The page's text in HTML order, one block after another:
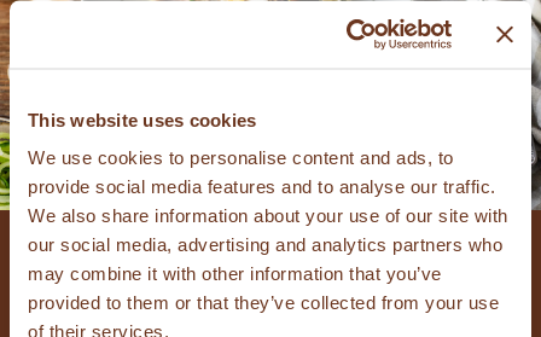
This website uses cookies
We use cookies to personalise content and ads, to
provide social media features and to analyse our traffic.
We also share information about your use of our site with
our social media, advertising and analytics partners who
may combine it with other information that you’ve
provided to them or that they’ve collected from your use
of their services.
SPAGHETTI MET